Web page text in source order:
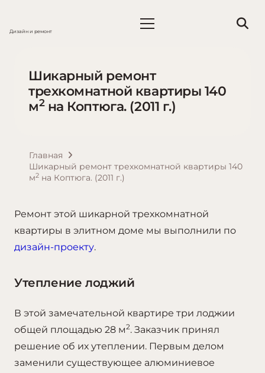
Дизайн и ремонт
Шикарный ремонт
трехкомнатной квартиры 140
м2на Коптюга. (2011 г.)
Главная
Шикарный ремонт трехкомнатной квартиры 140
м2 на Коптюга. (2011 г.)
Ремонт этой шикарной трехкомнатной
квартиры в элитном доме мы выполнили по
дизайн-проекту.
Утепление лоджий
В этой замечательной квартире три лоджии
общей площадью 28 м2. Заказчик принял
решение об их утеплении. Первым делом
заменили существующее алюминиевое